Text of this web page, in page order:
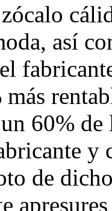
zócalo
así
60% de
y
de